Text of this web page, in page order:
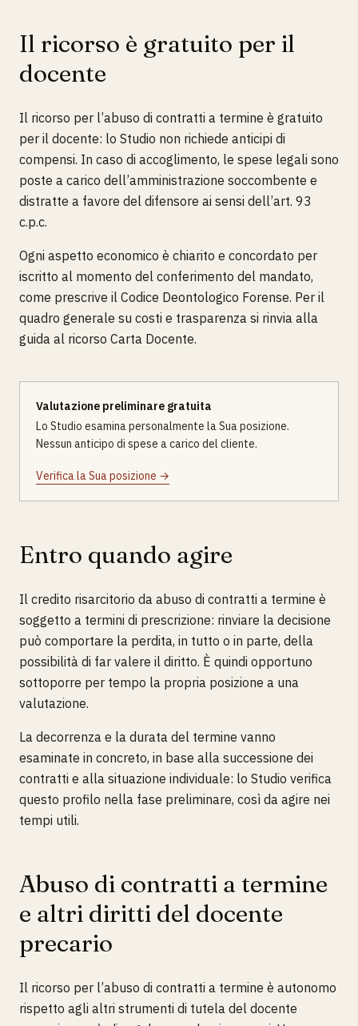
Il ricorso è gratuito per il
docente
Il ricorso per l’abuso di contratti a termine è gratuito
per il docente: lo Studio non richiede anticipi di
compensi. In caso di accoglimento, le spese legali sono
poste a carico dell’amministrazione soccombente e
distratte a favore del difensore ai sensi dell’art. 93
c.p.c.
Ogni aspetto economico è chiarito e concordato per
iscritto al momento del conferimento del mandato,
come prescrive il Codice Deontologico Forense. Per il
quadro generale su costi e trasparenza si rinvia alla
guida al ricorso Carta Docente.
Valutazione preliminare gratuita
Lo Studio esamina personalmente la Sua posizione.
Nessun anticipo di spese a carico del cliente.
Verifica la Sua posizione →
Entro quando agire
Il credito risarcitorio da abuso di contratti a termine è
soggetto a termini di prescrizione: rinviare la decisione
può comportare la perdita, in tutto o in parte, della
possibilità di far valere il diritto. È quindi opportuno
sottoporre per tempo la propria posizione a una
valutazione.
La decorrenza e la durata del termine vanno
esaminate in concreto, in base alla successione dei
contratti e alla situazione individuale: lo Studio verifica
questo profilo nella fase preliminare, così da agire nei
tempi utili.
Abuso di contratti a termine
e altri diritti del docente
precario
Il ricorso per l’abuso di contratti a termine è autonomo
rispetto agli altri strumenti di tutela del docente